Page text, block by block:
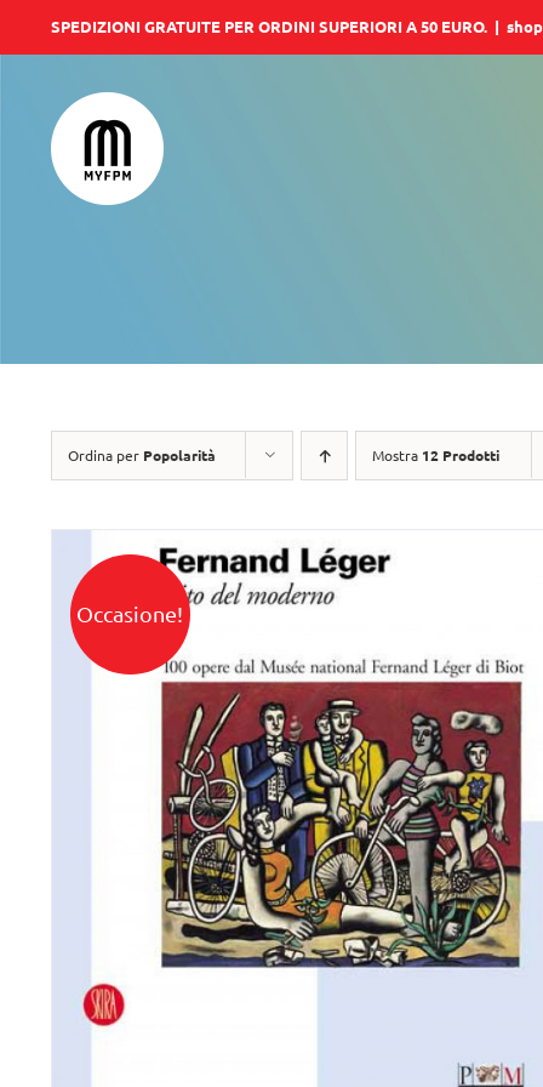
al
contenuto
SPEDIZIONI GRATUITE PER ORDINI SUPERIORI A 50 EURO. |
Ordina per Popolarità Mostra 12 Prodotti
Occasione!